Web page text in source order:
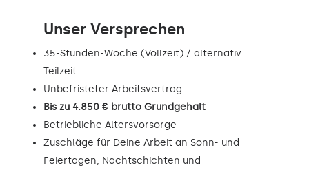
Unser Versprechen
35-Stunden-Woche (Vollzeit) / alternativ
Teilzeit
Unbefristeter Arbeitsvertrag
Bis zu 4.850 € brutto Grundgehalt
Betriebliche Altersvorsorge
Zuschläge für Deine Arbeit an Sonn- und
Feiertagen, Nachtschichten und